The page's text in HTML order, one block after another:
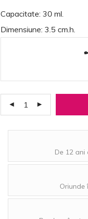
Capacitate: 30 ml.
Dimensiune: 3.5 cm.h.
De 12 ani
Oriunde